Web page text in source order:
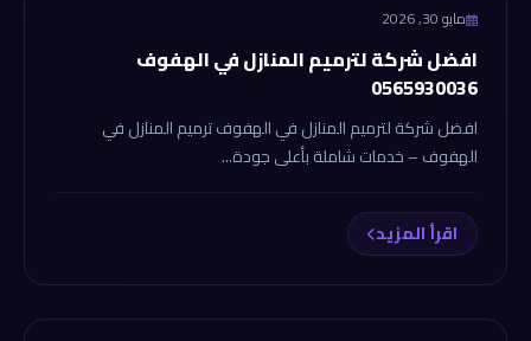
شركة الانجاز
مايو 30, 2026
افضل شركة لترميم المنازل في الهفوف
0565930036
افضل شركة لترميم المنازل في الهفوف ترميم المنازل في
الهفوف – خدمات شاملة بأعلى جودة...
اقرأ المزيد